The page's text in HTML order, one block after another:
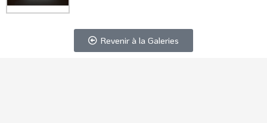
Revenir à la Galeries